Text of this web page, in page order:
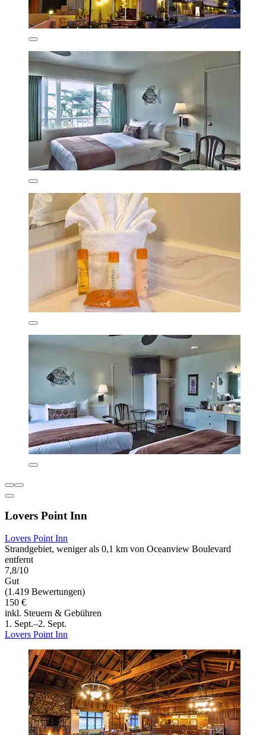
Lovers Point Inn
Lovers Point Inn
Strandgebiet, weniger als 0,1 km von Oceanview Boulevard
entfernt
7,8/10
Gut
(1.419 Bewertungen)
150 €
inkl. Steuern & Gebühren
1. Sept.–2. Sept.
Lovers Point Inn